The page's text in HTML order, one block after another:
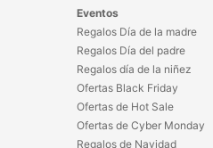
Eventos
Regalos Día de la madre
Regalos Día del padre
Regalos día de la niñez
Ofertas Black Friday
Ofertas de Hot Sale
Ofertas de Cyber Monday
Regalos de Navidad